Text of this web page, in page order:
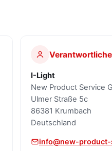
I-Light
New Product Service
Ulmer Straße 5c
86381 Krumbach
Deutschland
info@new-